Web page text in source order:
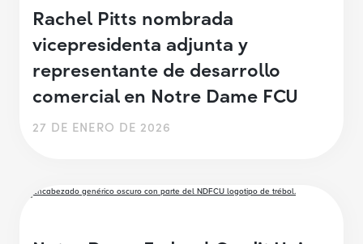
Rachel Pitts nombrada
vicepresidenta adjunta y
representante de desarrollo
comercial en Notre Dame FCU
27 DE ENERO DE 2026